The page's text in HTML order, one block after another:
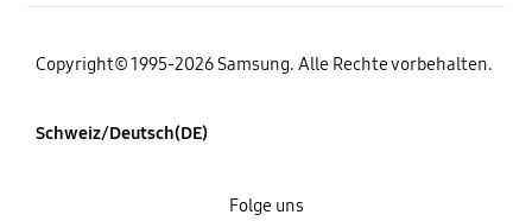
Copyright© 1995-2026 Samsung. Alle Rechte vorbehalten.
Schweiz/Deutsch(DE)
Folge uns